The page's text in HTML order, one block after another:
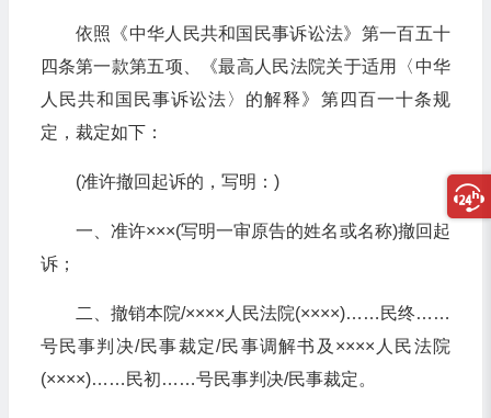
依照《中华人民共和国民事诉讼法》第一百五十
四条第一款第五项、《最高人民法院关于适用〈中华
人民共和国民事诉讼法〉的解释》第四百一十条规
定，裁定如下：
(准许撤回起诉的，写明：)
一、准许×××(写明一审原告的姓名或名称)撤回起
诉；
二、撤销本院/××××人民法院(××××)……民终……
号民事判决/民事裁定/民事调解书及××××人民法院
(××××)……民初……号民事判决/民事裁定。